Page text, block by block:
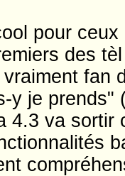
pour
des
fan
y je prends"
4.3 va sortir